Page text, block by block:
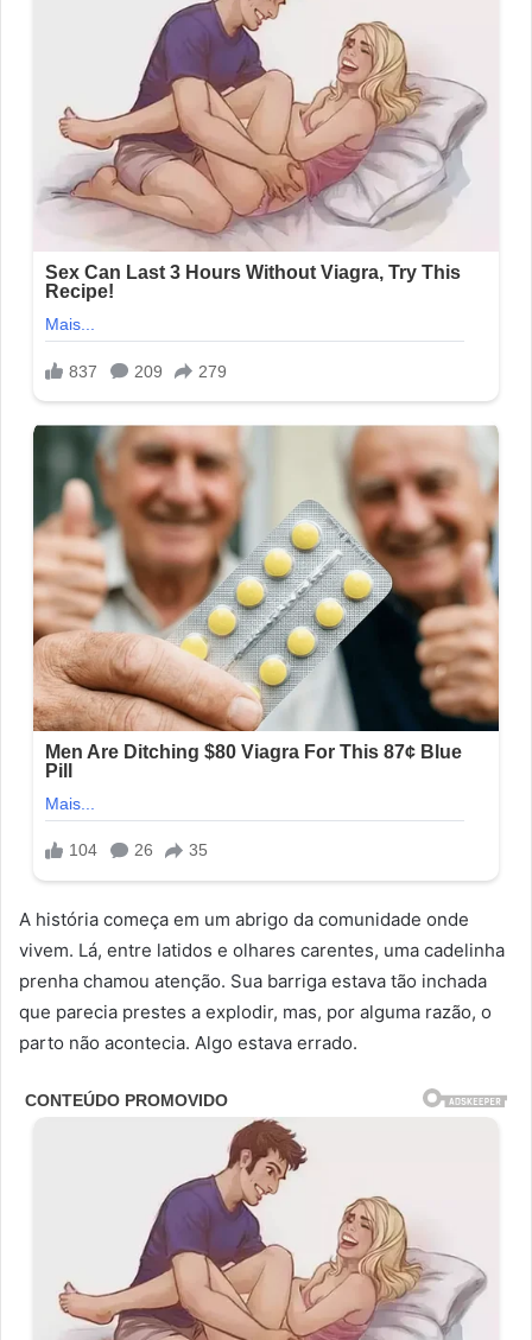
A história começa em um abrigo da comunidade onde
vivem. Lá, entre latidos e olhares carentes, uma cadelinha
prenha chamou atenção. Sua barriga estava tão inchada
que parecia prestes a explodir, mas, por alguma razão, o
parto não acontecia. Algo estava errado.